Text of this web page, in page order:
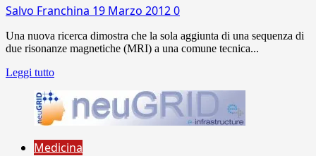
Salvo Franchina 19 Marzo 20120
Una nuova ricerca dimostra che la sola aggiunta di una sequenza di
due risonanze magnetiche (MRI) a una comune tecnica...
Leggi tutto
Medicina